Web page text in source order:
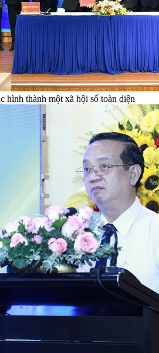
hình thành một xã hội số toàn diện